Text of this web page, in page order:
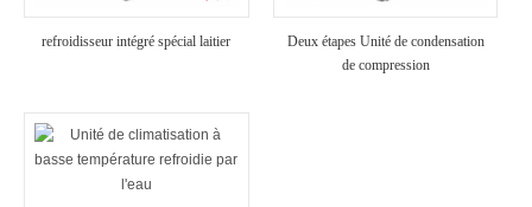
refroidisseur intégré spécial laitier
Deux étapes Unité de condensation
de compression